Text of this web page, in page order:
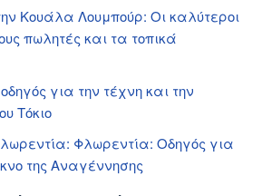
Κουάλα Λουμπούρ: Οι καλύτεροι
πωλητές και τα τοπικά
για την τέχνη και την
Τόκιο
Φλωρεντία: Οδηγός για
της Αναγέννησης